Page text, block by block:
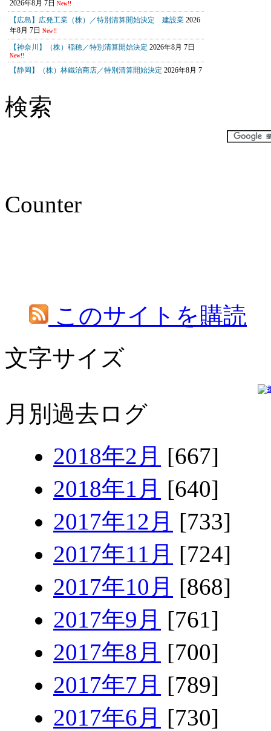
検索
Counter
このサイトを購読
文字サイズ
月別過去ログ
2018年2月 [667]
2018年1月 [640]
2017年12月 [733]
2017年11月 [724]
2017年10月 [868]
2017年9月 [761]
2017年8月 [700]
2017年7月 [789]
2017年6月 [730]